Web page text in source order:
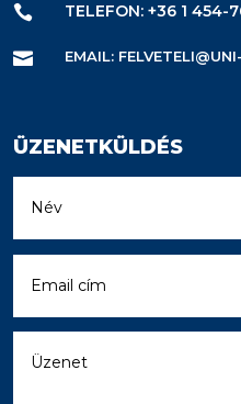
 TELEFON: +36 1
 EMAIL:
ÜZENETKÜLDÉS